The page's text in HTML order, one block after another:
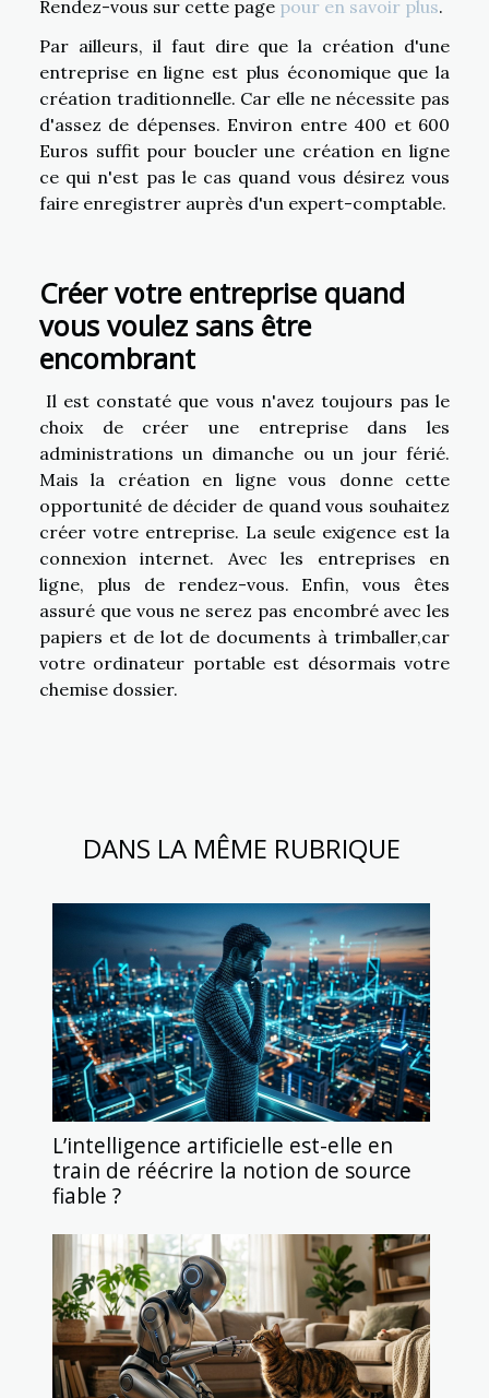
Rendez-vous sur cette page pour en savoir plus.
Par ailleurs, il faut dire que la création d'une
entreprise en ligne est plus économique que la
création traditionnelle. Car elle ne nécessite pas
d'assez de dépenses. Environ entre 400 et 600
Euros suffit pour boucler une création en ligne
ce qui n'est pas le cas quand vous désirez vous
faire enregistrer auprès d'un expert-comptable.
Créer votre entreprise quand
vous voulez sans être
encombrant
Il est constaté que vous n'avez toujours pas le
choix de créer une entreprise dans les
administrations un dimanche ou un jour férié.
Mais la création en ligne vous donne cette
opportunité de décider de quand vous souhaitez
créer votre entreprise. La seule exigence est la
connexion internet. Avec les entreprises en
ligne, plus de rendez-vous. Enfin, vous êtes
assuré que vous ne serez pas encombré avec les
papiers et de lot de documents à trimballer,car
votre ordinateur portable est désormais votre
chemise dossier.
DANS LA MÊME RUBRIQUE
L’intelligence artificielle est-elle en
train de réécrire la notion de source
fiable ?